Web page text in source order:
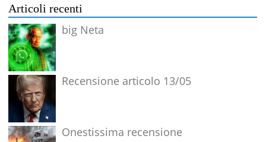
Articoli recenti
big Neta
Recensione articolo 13/05
Onestissima recensione